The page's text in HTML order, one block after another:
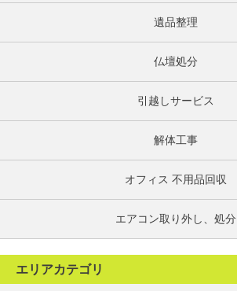
遺品整理
仏壇処分
引越しサービス
解体工事
オフィス 不用品回収
エアコン取り外し、処分
エリアカテゴリ